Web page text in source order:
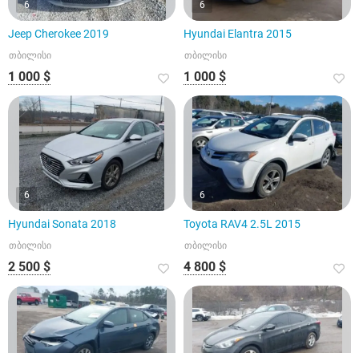
6
Jeep Cherokee 2019
თბილისი
1 000 $
6
Hyundai Elantra 2015
თბილისი
1 000 $
6
Hyundai Sonata 2018
თბილისი
2 500 $
6
Toyota RAV4 2.5L 2015
თბილისი
4 800 $